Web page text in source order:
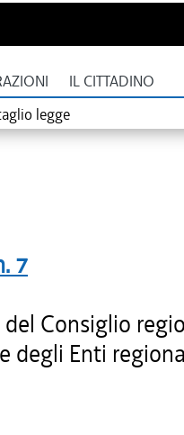
IL CITTADINO
legge
7
Consiglio
degli Enti